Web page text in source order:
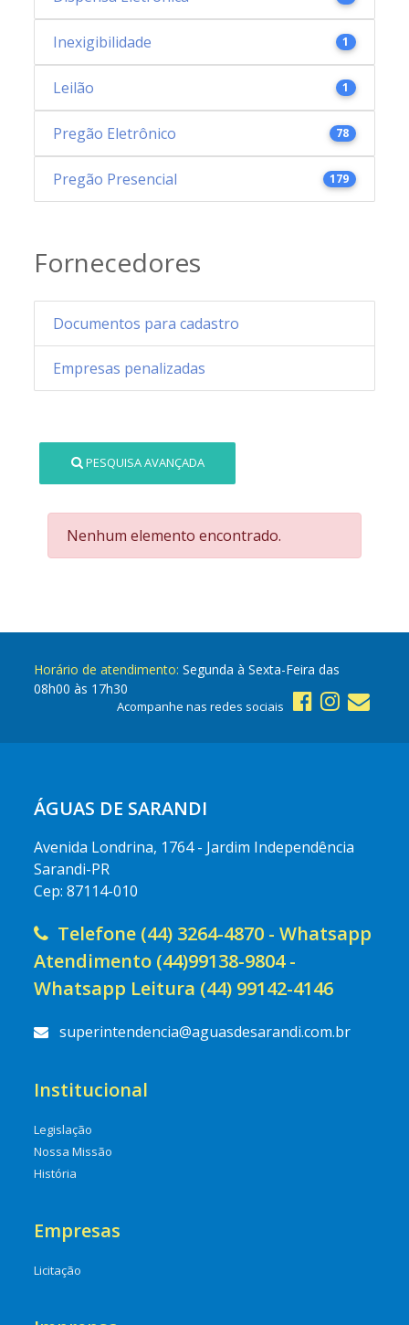
Inexigibilidade 1
Leilão 1
Pregão Eletrônico 78
Pregão Presencial 179
Fornecedores
Documentos para cadastro
Empresas penalizadas
PESQUISA AVANÇADA
Nenhum elemento encontrado.
Horário de atendimento: Segunda à Sexta-Feira das
08h00 às 17h30
Acompanhe nas redes sociais
ÁGUAS DE SARANDI
Avenida Londrina, 1764 - Jardim Independência
Sarandi-PR
Cep: 87114-010
Telefone (44) 3264-4870 - Whatsapp
Atendimento (44)99138-9804 -
Whatsapp Leitura (44) 99142-4146
superintendencia@aguasdesarandi.com.br
Institucional
Legislação
Nossa Missão
História
Empresas
Licitação